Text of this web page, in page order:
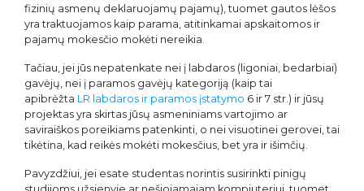
fizinių asmenų deklaruojamų pajamų), tuomet gautos lėšos
yra traktuojamos kaip parama, atitinkamai apskaitomos ir
pajamų mokesčio mokėti nereikia.
Tačiau, jei jūs nepatenkate nei į labdaros (ligoniai, bedarbiai)
gavėjų, nei į paramos gavėjų kategoriją (kaip tai
apibrėžta LR labdaros ir paramos įstatymo 6 ir 7 str.) ir jūsų
projektas yra skirtas jūsų asmeniniams vartojimo ar
saviraiškos poreikiams patenkinti, o nei visuotinei gerovei, tai
tikėtina, kad reikės mokėti mokesčius, bet yra ir išimčių.
Pavyzdžiui, jei esate studentas norintis susirinkti pinigų